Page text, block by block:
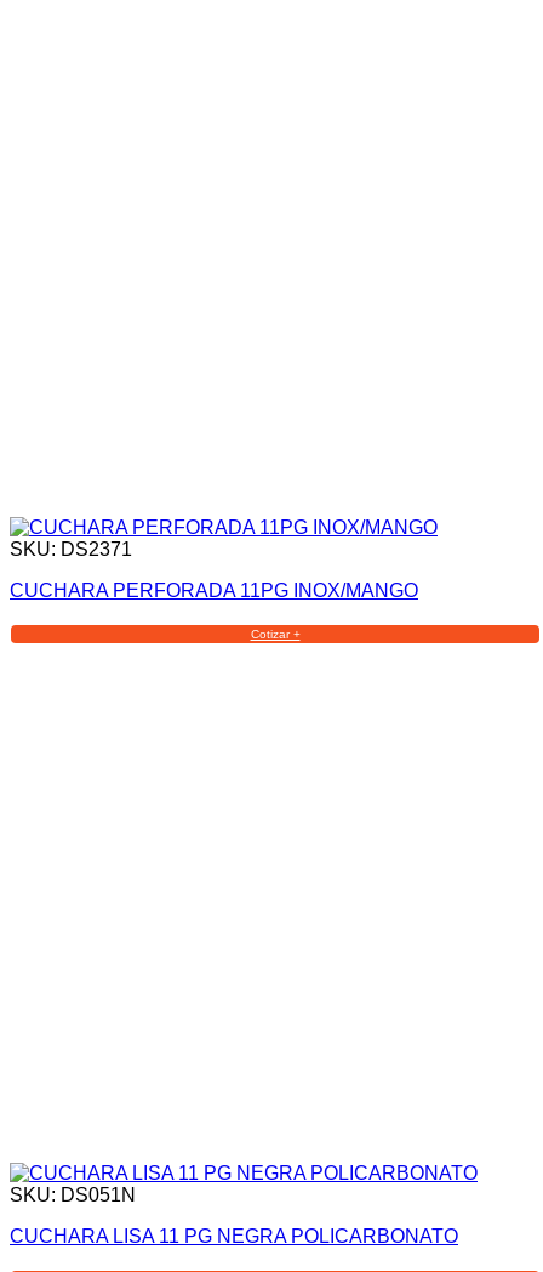
SKU: DS2371
CUCHARA PERFORADA 11PG INOX/MANGO
Cotizar +
SKU: DS051N
CUCHARA LISA 11 PG NEGRA POLICARBONATO